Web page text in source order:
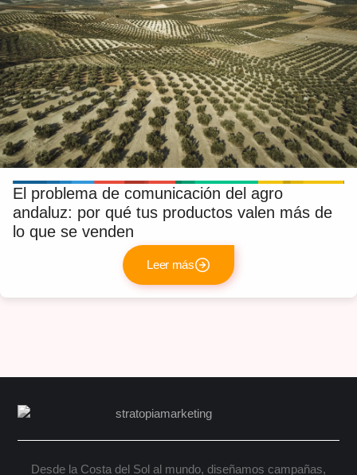
El problema de comunicación del agro
andaluz: por qué tus productos valen más de
lo que se venden
Leer más
Desde la Costa del Sol al mundo, diseñamos campañas,